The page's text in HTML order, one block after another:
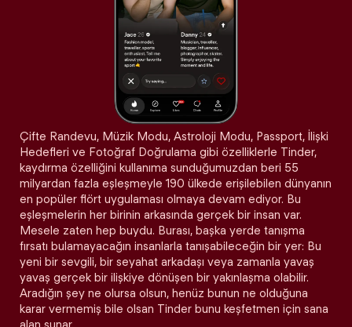
Çifte Randevu, Müzik Modu, Astroloji Modu, Passport, İlişki
Hedefleri ve Fotoğraf Doğrulama gibi özelliklerle Tinder,
kaydırma özelliğini kullanıma sunduğumuzdan beri 55
milyardan fazla eşleşmeyle 190 ülkede erişilebilen dünyanın
en popüler flört uygulaması olmaya devam ediyor. Bu
eşleşmelerin her birinin arkasında gerçek bir insan var.
Mesele zaten hep buydu. Burası, başka yerde tanışma
fırsatı bulamayacağın insanlarla tanışabileceğin bir yer: Bu
yeni bir sevgili, bir seyahat arkadaşı veya zamanla yavaş
yavaş gerçek bir ilişkiye dönüşen bir yakınlaşma olabilir.
Aradığın şey ne olursa olsun, henüz bunun ne olduğuna
karar vermemiş bile olsan Tinder bunu keşfetmen için sana